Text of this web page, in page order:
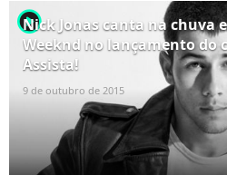
player2
Nick Jonas canta na chuva
Weeknd no lançamento do
Assista!
9 de outubro de 2015